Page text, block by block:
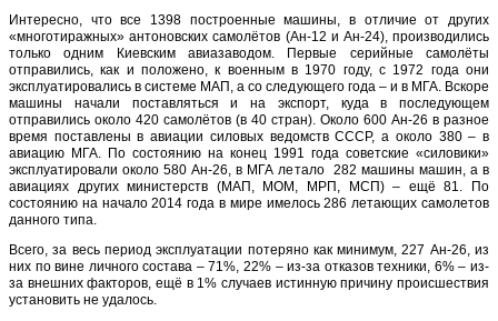
Интересно, что все 1398 построенные машины, в отличие от других
«многотиражных» антоновских самолётов (Ан-12 и Ан-24), производились
только одним Киевским авиазаводом. Первые серийные самолёты
отправились, как и положено, к военным в 1970 году, с 1972 года они
эксплуатировались в системе МАП, а со следующего года – и в МГА. Вскоре
машины начали поставляться и на экспорт, куда в последующем
отправились около 420 самолётов (в 40 стран). Около 600 Ан-26 в разное
время поставлены в авиации силовых ведомств СССР, а около 380 – в
авиацию МГА. По состоянию на конец 1991 года советские «силовики»
эксплуатировали около 580 Ан-26, в МГА летало 282 машины машин, а в
авиациях других министерств (МАП, МОМ, МРП, МСП) – ещё 81. По
состоянию на начало 2014 года в мире имелось 286 летающих самолетов
данного типа.
Всего, за весь период эксплуатации потеряно как минимум, 227 Ан-26, из
них по вине личного состава – 71%, 22% – из-за отказов техники, 6% – из-
за внешних факторов, ещё в 1% случаев истинную причину происшествия
установить не удалось.